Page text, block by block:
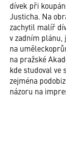
dívek při
Justicha. Na
zachytil malíř
v zadním plánu,
na
na pražské
kde studoval ve
zejména
názoru na